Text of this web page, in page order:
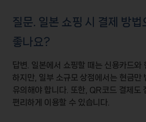
질문. 일본 쇼핑 시 결제 방법
좋나요?
답변. 일본에서 쇼핑할 때는 신용카드와
하지만, 일부 소규모 상점에서는 현금만
유의해야 합니다. 또한, QR코드 결제 도
편리하게 이용할 수 있습니다.